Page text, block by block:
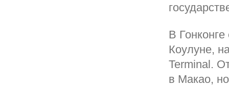
В
Коулуне,
Terminal.
в Макао,